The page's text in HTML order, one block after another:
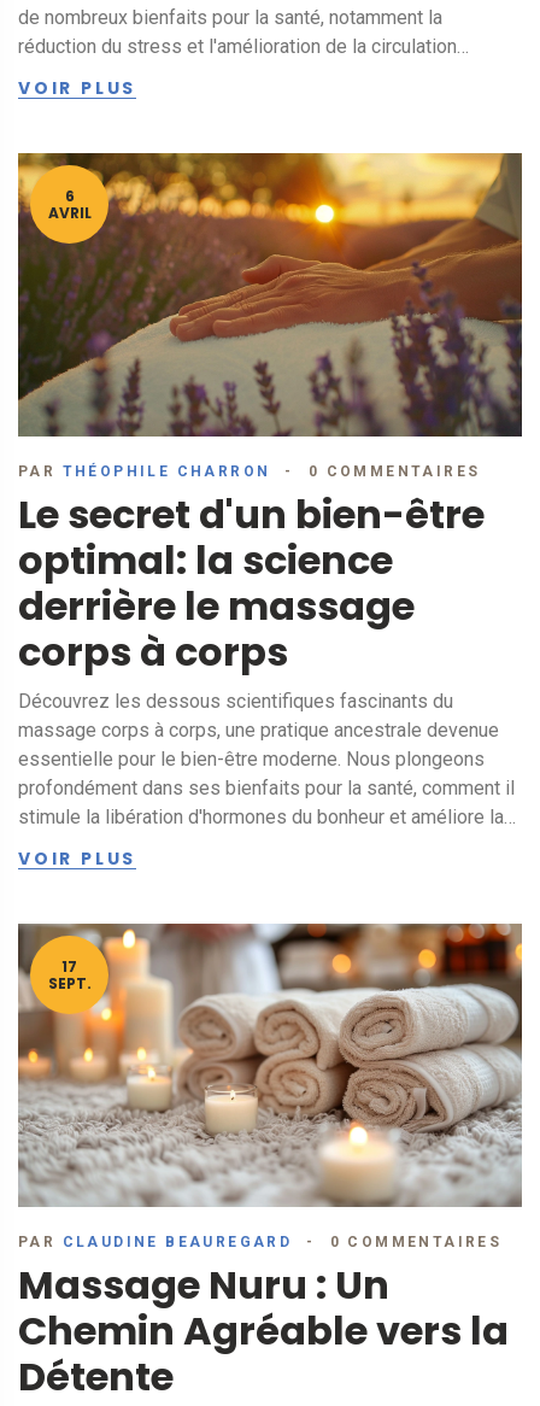
de nombreux bienfaits pour la santé, notamment la
réduction du stress et l'amélioration de la circulation
une méthode de soin qui va bien au-delà du simple
le choix parfait pour se détendre.
VOIR PLUS
6
AVRIL
PAR THÉOPHILE CHARRON 0 COMMENTAIRES
Le secret d'un bien-être
optimal: la science
derrière le massage
corps à corps
Découvrez les dessous scientifiques fascinants du
massage corps à corps, une pratique ancestrale devenue
essentielle pour le bien-être moderne. Nous plongeons
profondément dans ses bienfaits pour la santé, comment il
stimule la libération d'hormones du bonheur et améliore la
intégrer cette forme de thérapie tactile dans votre routine
l'esprit.
VOIR PLUS
17
SEPT.
PAR CLAUDINE BEAUREGARD 0 COMMENTAIRES
Massage Nuru : Un
Chemin Agréable vers la
Détente